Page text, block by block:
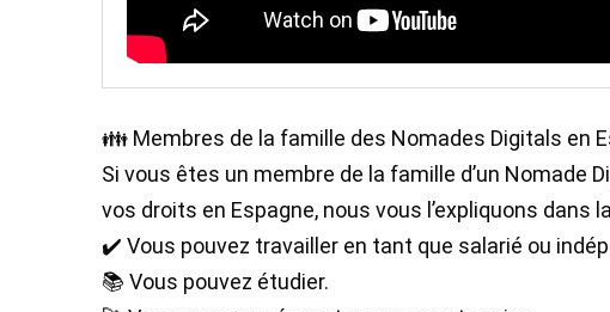
👪 Membres de la famille des Nomades Digitals en
Si vous êtes un membre de la famille d’un Nomade
vos droits en Espagne, nous vous l’expliquons dans la
✔️ Vous pouvez travailler en tant que salarié ou
📚 Vous pouvez étudier.